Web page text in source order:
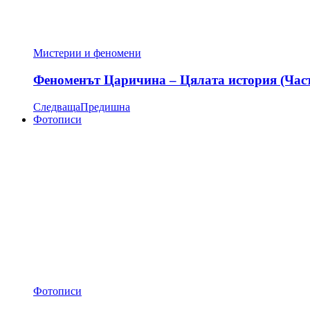
Мистерии и феномени
Феноменът Царичина – Цялата история
СледващаПредишна
Фотописи
Фотописи